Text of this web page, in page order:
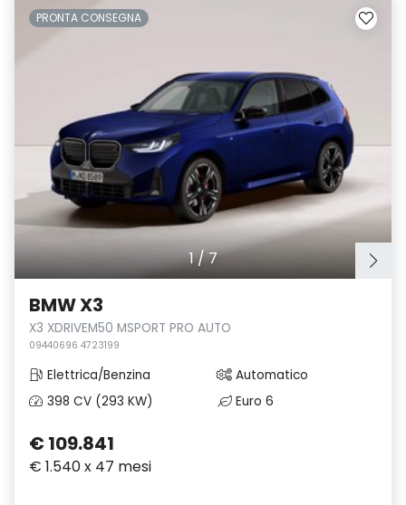
1/7
PRONTA CONSEGNA
BMW X3
X3 XDRIVEM50 MSPORT PRO AUTO
09440696 4723199
Elettrica/Benzina
Automatico
398 CV (293 KW)
Euro 6
€ 109.841
€ 1.540 x 47 mesi